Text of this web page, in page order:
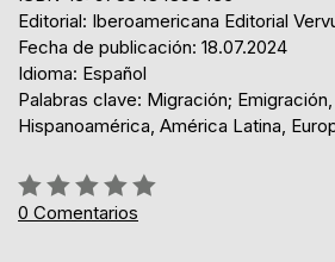
Editorial: Iberoamericana Editorial
Fecha de publicación: 18.07.2024
Idioma: Español
Palabras clave: Migración;
Hispanoamérica, América Latina,
Rating:
0%
0 Comentarios